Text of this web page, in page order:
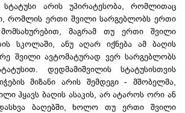
არის უპირატესობა, რომლითაც
რომლის ერთი შვილი სარგებლობს ერთი
მაგრამ თუ ერთი შვილი
სკოლაში, ანუ აღარ იქნება ამ ბაღის
შვილი ავტომატურად ვერ სარგებლობს
დედმამიშვილის სტატუსისთვის
მიზანი არის შემდეგი - მშობელმა,
ჰყავს ბაღის ასაკის, არ ატაროს ორი ან
ბაღებში, ხოლო თუ ერთი შვილი